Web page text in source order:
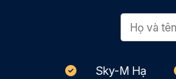
Sky-M Hạ